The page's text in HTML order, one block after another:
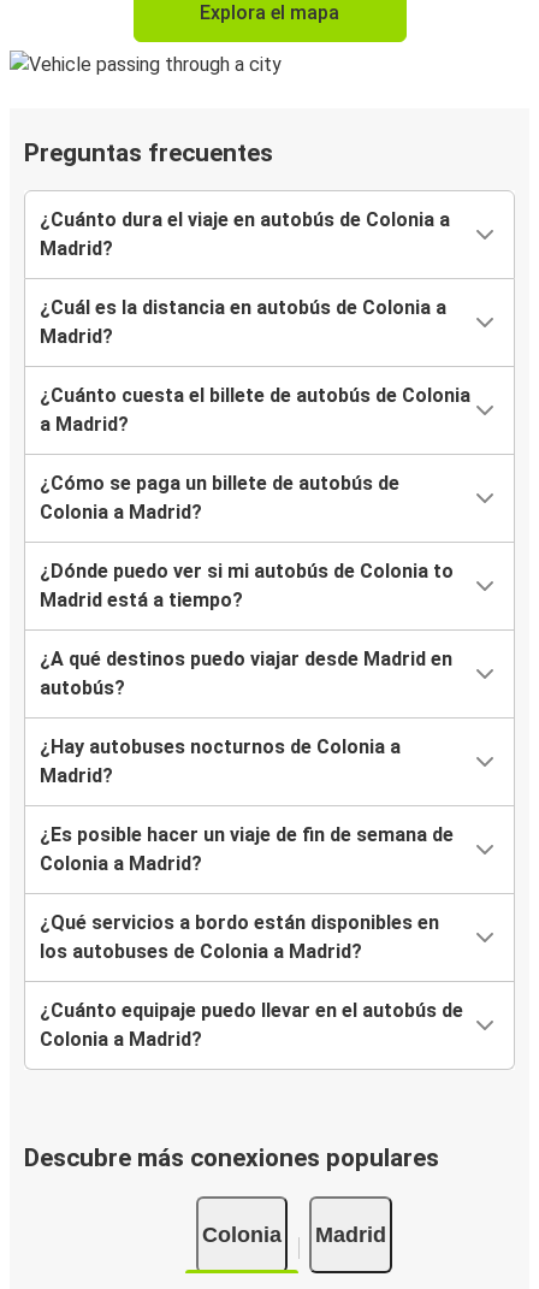
Explora el mapa
Preguntas frecuentes
¿Cuánto dura el viaje en autobús de Colonia a
Madrid?
¿Cuál es la distancia en autobús de Colonia a
Madrid?
¿Cuánto cuesta el billete de autobús de Colonia
a Madrid?
¿Cómo se paga un billete de autobús de
Colonia a Madrid?
¿Dónde puedo ver si mi autobús de Colonia to
Madrid está a tiempo?
¿A qué destinos puedo viajar desde Madrid en
autobús?
¿Hay autobuses nocturnos de Colonia a
Madrid?
¿Es posible hacer un viaje de fin de semana de
Colonia a Madrid?
¿Qué servicios a bordo están disponibles en
los autobuses de Colonia a Madrid?
¿Cuánto equipaje puedo llevar en el autobús de
Colonia a Madrid?
Descubre más conexiones populares
Colonia Madrid